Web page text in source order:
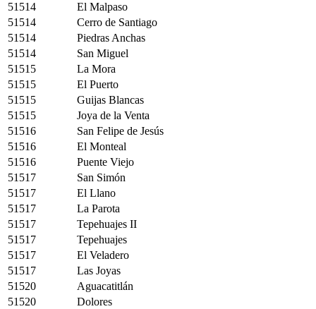
51514
El Malpaso
51514
Cerro de Santiago
51514
Piedras Anchas
51514
San Miguel
51515
La Mora
51515
El Puerto
51515
Guijas Blancas
51515
Joya de la Venta
51516
San Felipe de Jesús
51516
El Monteal
51516
Puente Viejo
51517
San Simón
51517
El Llano
51517
La Parota
51517
Tepehuajes II
51517
Tepehuajes
51517
El Veladero
51517
Las Joyas
51520
Aguacatitlán
51520
Dolores